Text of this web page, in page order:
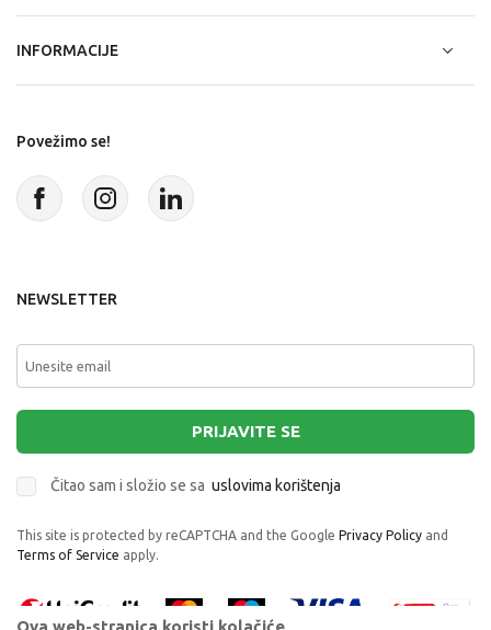
INFORMACIJE
Povežimo se!
NEWSLETTER
PRIJAVITE SE
Čitao sam i složio se sa uslovima korištenja
This site is protected by reCAPTCHA and the Google Privacy Policy and
Terms of Service apply.
Ova web-stranica koristi kolačiće